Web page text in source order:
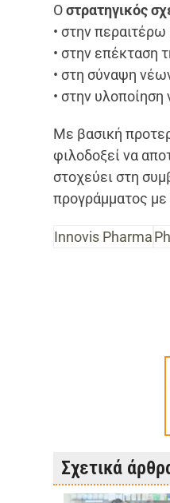
Οστρατηγικός
• στην
• στην επέκταση
• στη σύναψη
• στην
Με βασική
φιλοδοξεί να
στοχεύει στη
προγράμματος
Innovis Pharma
Σχετικά